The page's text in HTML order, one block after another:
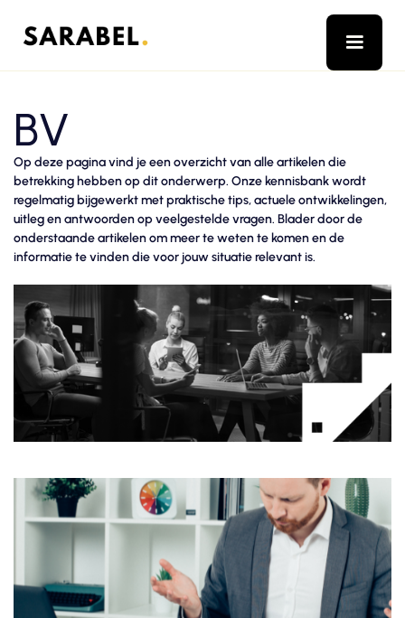
BV
Op deze pagina vind je een overzicht van alle artikelen die
betrekking hebben op dit onderwerp. Onze kennisbank wordt
regelmatig bijgewerkt met praktische tips, actuele ontwikkelingen,
uitleg en antwoorden op veelgestelde vragen. Blader door de
onderstaande artikelen om meer te weten te komen en de
informatie te vinden die voor jouw situatie relevant is.